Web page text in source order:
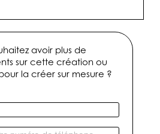
avoir plus de
sur cette création ou
la créer sur mesure ?